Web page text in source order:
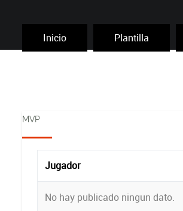
Inicio Plantilla
MVP
Jugador
No hay publicado ningun dato.